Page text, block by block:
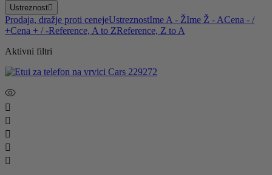
Ustreznost
Prodaja, dražje proti cenejeUstreznostIme A - ŽIme Ž - ACena - /
+Cena + / -Reference, A to ZReference, Z to A
Aktivni filtri




